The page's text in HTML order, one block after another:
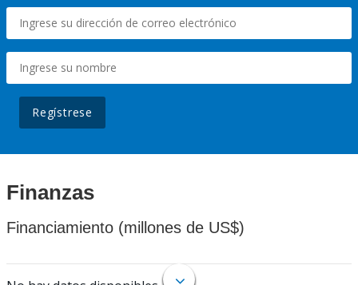
Regístrese
Finanzas
Financiamiento (millones de US$)